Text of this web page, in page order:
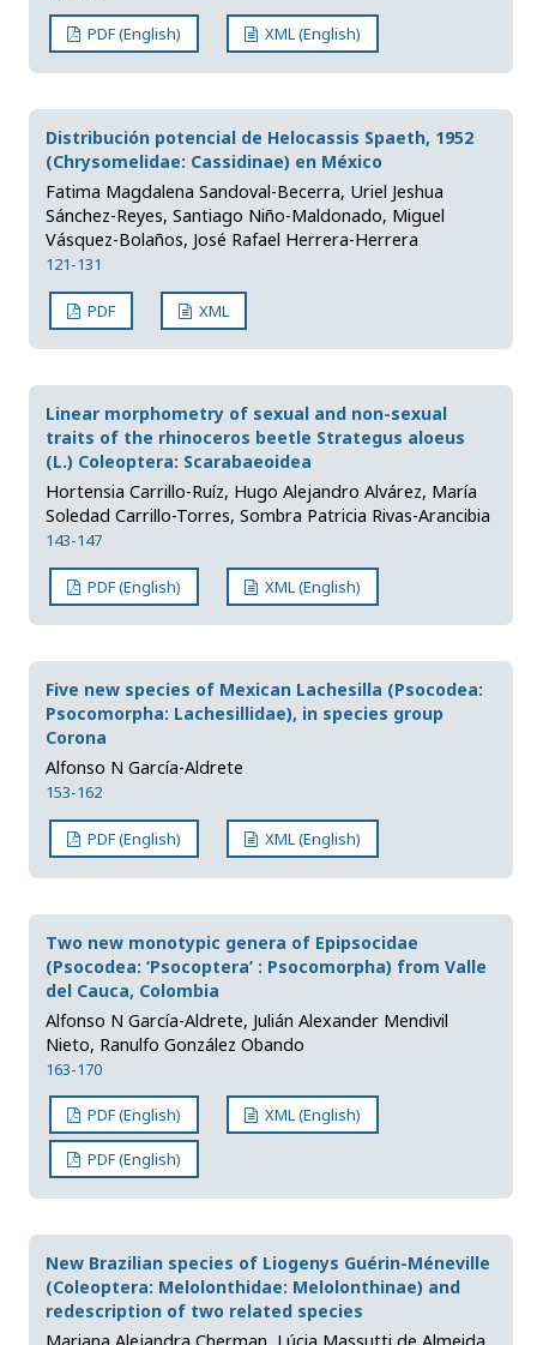
PDF (English) XML (English)
Distribución potencial de Helocassis Spaeth, 1952
(Chrysomelidae: Cassidinae) en México
Fatima Magdalena Sandoval-Becerra, Uriel Jeshua
Sánchez-Reyes, Santiago Niño-Maldonado, Miguel
Vásquez-Bolaños, José Rafael Herrera-Herrera
121-131
PDF XML
Linear morphometry of sexual and non-sexual
traits of the rhinoceros beetle Strategus aloeus
(L.) Coleoptera: Scarabaeoidea
Hortensia Carrillo-Ruíz, Hugo Alejandro Alvárez, María
Soledad Carrillo-Torres, Sombra Patricia Rivas-Arancibia
143-147
PDF (English) XML (English)
Five new species of Mexican Lachesilla (Psocodea:
Psocomorpha: Lachesillidae), in species group
Corona
Alfonso N García-Aldrete
153-162
PDF (English) XML (English)
Two new monotypic genera of Epipsocidae
(Psocodea: ‘Psocoptera’ : Psocomorpha) from Valle
del Cauca, Colombia
Alfonso N García-Aldrete, Julián Alexander Mendivil
Nieto, Ranulfo González Obando
163-170
PDF (English) XML (English)
PDF (English)
New Brazilian species of Liogenys Guérin-Méneville
(Coleoptera: Melolonthidae: Melolonthinae) and
redescription of two related species